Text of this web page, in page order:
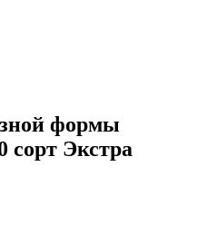
формы
сорт Экстра